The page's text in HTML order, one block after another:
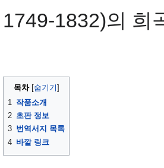
기
로
러
가
1749-1832)의 희
목차
1
작품소개
2 초판 정보
3 번역서지 목록
4 바깥 링크